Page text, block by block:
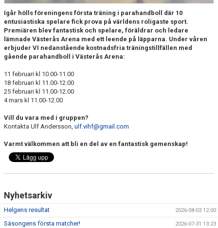
Igår hölls föreningens första träning i parahandboll där 10
entusiastiska spelare fick prova på världens roligaste sport.
Premiären blev fantastisk och spelare, föräldrar och ledare
lämnade Västerås Arena med ett leende på läpparna. Under våren
erbjuder VI nedanstående kostnadsfria träningstillfällen med
gående parahandboll i Västerås Arena:
11 februari kl 10.00-11.00
18 februari kl 11.00-12.00
25 februari kl 11.00-12.00
4 mars kl 11.00-12.00
Vill du vara med i gruppen?
Kontakta Ulf Andersson, ulf.vihf@gmail.com
Varmt välkommen att bli en del av en fantastisk gemenskap!
Nyhetsarkiv
Helgens resultat 2026-08-03 12:00
Säsongens första matcher! 2026-07-31 13:23